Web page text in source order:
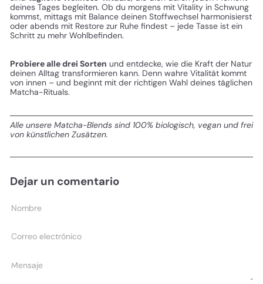
deines Tages begleiten. Ob du morgens mit Vitality in Schwung
kommst, mittags mit Balance deinen Stoffwechsel harmonisierst
oder abends mit Restore zur Ruhe findest – jede Tasse ist ein
Schritt zu mehr Wohlbefinden.
Probiere alle drei Sorten und entdecke, wie die Kraft der Natur
deinen Alltag transformieren kann. Denn wahre Vitalität kommt
von innen – und beginnt mit der richtigen Wahl deines täglichen
Matcha-Rituals.
Alle unsere Matcha-Blends sind 100% biologisch, vegan und frei
von künstlichen Zusätzen.
Dejar un comentario
Nombre
Correo
Mensaje